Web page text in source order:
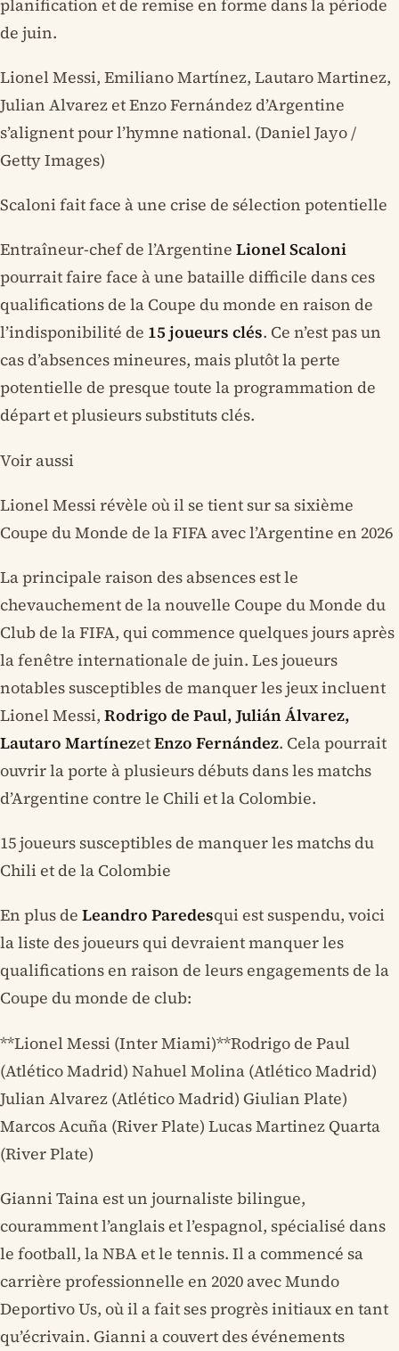
planification et de remise en forme dans la période
de juin.
Lionel Messi, Emiliano Martínez, Lautaro Martinez,
Julian Alvarez et Enzo Fernández d’Argentine
s’alignent pour l’hymne national. (Daniel Jayo /
Getty Images)
Scaloni fait face à une crise de sélection potentielle
Entraîneur-chef de l’Argentine Lionel Scaloni
pourrait faire face à une bataille difficile dans ces
qualifications de la Coupe du monde en raison de
l’indisponibilité de 15 joueurs clés. Ce n’est pas un
cas d’absences mineures, mais plutôt la perte
potentielle de presque toute la programmation de
départ et plusieurs substituts clés.
Voir aussi
Lionel Messi révèle où il se tient sur sa sixième
Coupe du Monde de la FIFA avec l’Argentine en 2026
La principale raison des absences est le
chevauchement de la nouvelle Coupe du Monde du
Club de la FIFA, qui commence quelques jours après
la fenêtre internationale de juin. Les joueurs
notables susceptibles de manquer les jeux incluent
Lionel Messi, Rodrigo de Paul, Julián Álvarez,
Lautaro MartínezetEnzo Fernández. Cela pourrait
ouvrir la porte à plusieurs débuts dans les matchs
d’Argentine contre le Chili et la Colombie.
15 joueurs susceptibles de manquer les matchs du
Chili et de la Colombie
En plus de Leandro Paredesqui est suspendu, voici
la liste des joueurs qui devraient manquer les
qualifications en raison de leurs engagements de la
Coupe du monde de club:
**Lionel Messi (Inter Miami)**Rodrigo de Paul
(Atlético Madrid) Nahuel Molina (Atlético Madrid)
Julian Alvarez (Atlético Madrid) Giulian Plate)
Marcos Acuña (River Plate) Lucas Martinez Quarta
(River Plate)
Gianni Taina est un journaliste bilingue,
couramment l’anglais et l’espagnol, spécialisé dans
le football, la NBA et le tennis. Il a commencé sa
carrière professionnelle en 2020 avec Mundo
Deportivo Us, où il a fait ses progrès initiaux en tant
qu’écrivain. Gianni a couvert des événements